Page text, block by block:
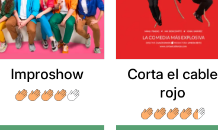
Improshow
Corta el cable
rojo